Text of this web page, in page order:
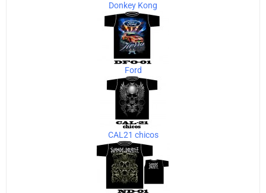
Donkey Kong
Ford
CAL21 chicos